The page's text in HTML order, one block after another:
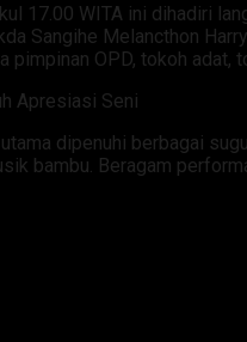
17.00 WITA ini dihadiri
Sangihe Melancthon
pimpinan OPD, tokoh
Apresiasi Seni
dipenuhi berbagai
bambu. Beragam